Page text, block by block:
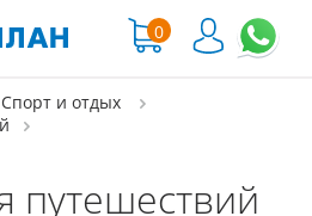
0
Спорт и отдых
путешествий